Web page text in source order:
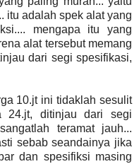
itu adalah spek alat yang
mengapa itu yang
alat tersebut memang
dari segi spesifikasi,
10.jt ini tidaklah sesulit
24.jt, ditinjau dari segi
teramat jauh...
sebab seandainya jika
dan spesifiksi masing